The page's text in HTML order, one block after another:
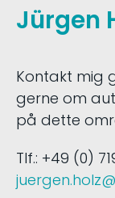
Jürgen
Kontakt mig
gerne om
på dette
Tlf.: +49 (0)